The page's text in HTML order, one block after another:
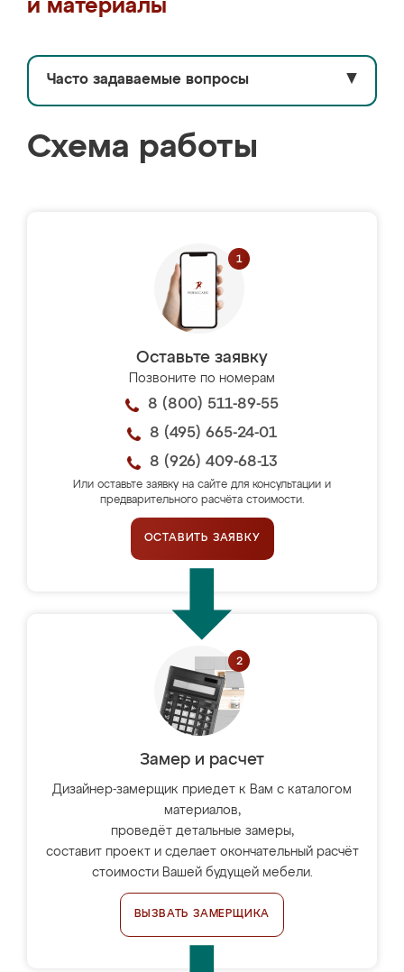
и материалы
Часто задаваемые вопросы ▼
Схема работы
Оставьте заявку
Позвоните по номерам
8 (800) 511-89-55
8 (495) 665-24-01
8 (926) 409-68-13
Или оставьте заявку на сайте для консультации и
предварительного расчёта стоимости.
ОСТАВИТЬ ЗАЯВКУ
Замер и расчет
Дизайнер-замерщик приедет к Вам с каталогом
материалов,
проведёт детальные замеры,
составит проект и сделает окончательный расчёт
стоимости Вашей будущей мебели.
ВЫЗВАТЬ ЗАМЕРЩИКА